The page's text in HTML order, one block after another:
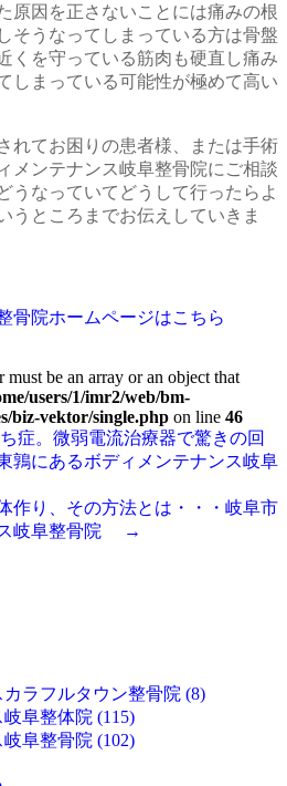
原因を正さないことには痛みの根
そうなってしまっている方は骨盤
くを守っている筋肉も硬直し痛み
しまっている可能性が極めて高い
れてお困りの患者様、または手術
メンテナンス岐阜整骨院にご相談
うなっていてどうして行ったらよ
うところまでお伝えしていきま
骨院ホームページはこちら
must be an array or an object that
users/1/imr2/web/bm-
biz-vektor/single.php on line 46
症。微弱電流治療器で驚きの回
にあるボディメンテナンス岐阜
作り、その方法とは・・・岐阜市
岐阜整骨院
→
ラフルタウン整骨院 (8)
阜整体院 (115)
阜整骨院 (102)